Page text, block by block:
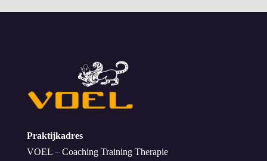
Praktijkadres
VOEL – Coaching Training Therapie